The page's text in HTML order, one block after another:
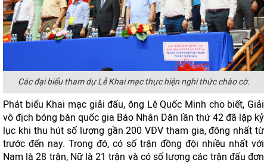
Các đại biểu tham dự Lễ Khai mạc thực hiện nghi thức chào cờ.
Phát biểu Khai mạc giải đấu, ông Lê Quốc Minh cho biết, Giải
vô địch bóng bàn quốc gia Báo Nhân Dân lần thứ 42 đã lập kỷ
lục khi thu hút số lượng gần 200 VĐV tham gia, đông nhất từ
trước đến nay. Trong đó, có số trận đồng đội nhiều nhất với
Nam là 28 trận, Nữ là 21 trận và có số lượng các trận đấu đơn